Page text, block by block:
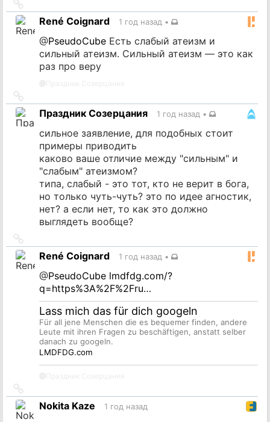
на
источник
René Coignard 1 год назад •
@PseudoCube Есть слабый атеизм и
сильный атеизм. Сильный атеизм — это как
раз про веру
@
на
источник
Праздник Созерцания 1 год назад •
сильное заявление, для подобных стоит
примеры приводить
каково ваше отличие между "сильным" и
"слабым" атеизмом?
типа, слабый - это тот, кто не верит в бога,
но только чуть-чуть? это по идее агностик,
нет? а если нет, то как это должно
выглядеть вообще?
на
источник
René Coignard 1 год назад •
@PseudoCube lmdfdg.com/?
q=https%3A%2F%2Fru…
Lass mich das für dich googeln
Für all jene Menschen die es bequemer finden, andere
Leute mit ihren Fragen zu beschäftigen, anstatt selber
danach zu googeln.
LMDFDG.com
@
на
источник
Nokita Kaze 1 год назад